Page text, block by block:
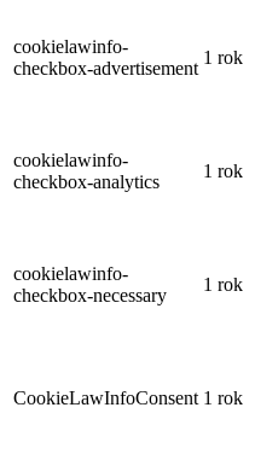
cookielawinfo-
checkbox-advertisement
1 rok
cookielawinfo-
checkbox-analytics
1 rok
cookielawinfo-
checkbox-necessary
1 rok
CookieLawInfoConsent 1 rok